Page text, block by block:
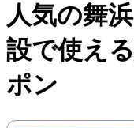
人気の舞
設で使え
ポン